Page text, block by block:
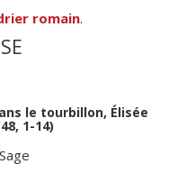
romain.
le tourbillon, Élisée
1-14)